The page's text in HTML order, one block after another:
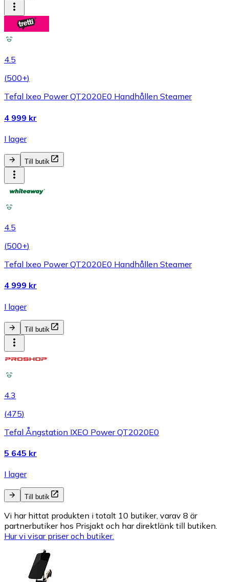
4.5
(500+)
Tefal Ixeo Power QT2020E0 Handhållen Steamer
4 999 kr
I lager
Till butik
4.5
(500+)
Tefal Ixeo Power QT2020E0 Handhållen Steamer
4 999 kr
I lager
Till butik
4.3
(475)
Tefal Ångstation IXEO Power QT2020E0
5 645 kr
I lager
Till butik
Vi har hittat produkten i totalt 10 butiker, varav 8 är
partnerbutiker hos Prisjakt och har direktlänk till butiken.
Hur vi visar priser och butiker.